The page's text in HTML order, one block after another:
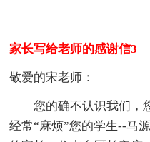
家长写给老师的感谢信3
敬爱的宋老师：
您的确不认识我们，
经常“麻烦”您的学生--马